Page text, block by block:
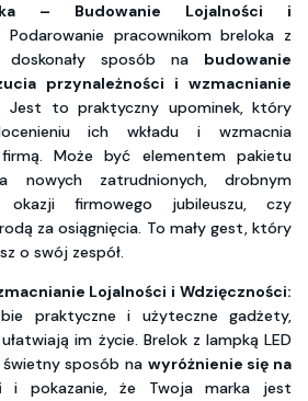
– Budowanie Lojalności i
Podarowanie pracownikom breloka z
sposób na budowanie
przynależności i wzmacnianie
Jest to praktyczny upominek, który
ich wkładu i wzmacnia
Może być elementem pakietu
nowych zatrudnionych, drobnym
okazji firmowego jubileuszu, czy
za osiągnięcia. To mały gest, który
o swój zespół.
Lojalności i Wdzięczności:
praktyczne i użyteczne gadżety,
im życie. Brelok z lampką LED
sposób na wyróżnienie się na
i pokazanie, że Twoja marka jest